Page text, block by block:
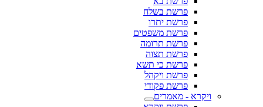
פרשת בשלח
פרשת יתרו
פרשת משפטים
פרשת תרומה
פרשת תצוה
פרשת כי תשא
פרשת ויקהל
פרשת פקודי
ויקרא - מאמרים